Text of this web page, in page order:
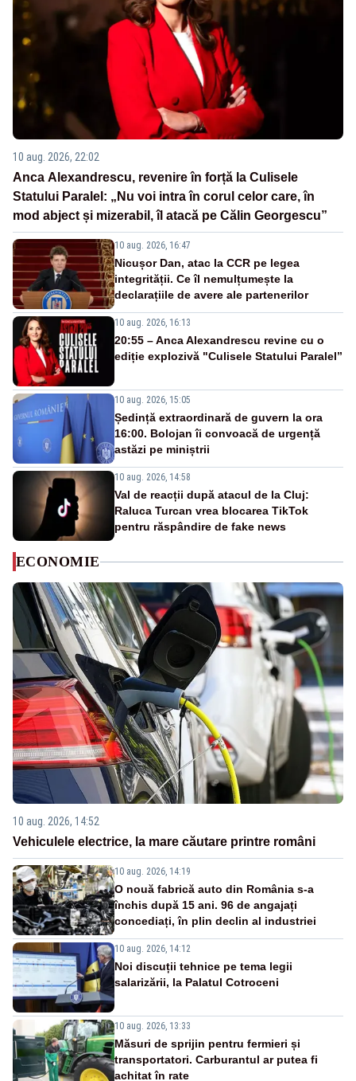
10 aug. 2026, 22:02
Anca Alexandrescu, revenire în forță la Culisele
Statului Paralel: „Nu voi intra în corul celor care, în
mod abject și mizerabil, îl atacă pe Călin Georgescu”
10 aug. 2026, 16:47
Nicușor Dan, atac la CCR pe legea
integrității. Ce îl nemulțumește la
declarațiile de avere ale partenerilor
10 aug. 2026, 16:13
20:55 – Anca Alexandrescu revine cu o
ediție explozivă "Culisele Statului Paralel”
10 aug. 2026, 15:05
Ședință extraordinară de guvern la ora
16:00. Bolojan îi convoacă de urgență
astăzi pe miniștrii
10 aug. 2026, 14:58
Val de reacții după atacul de la Cluj:
Raluca Turcan vrea blocarea TikTok
pentru răspândire de fake news
ECONOMIE
10 aug. 2026, 14:52
Vehiculele electrice, la mare căutare printre români
10 aug. 2026, 14:19
O nouă fabrică auto din România s-a
închis după 15 ani. 96 de angajați
concediați, în plin declin al industriei
10 aug. 2026, 14:12
Noi discuții tehnice pe tema legii
salarizării, la Palatul Cotroceni
10 aug. 2026, 13:33
Măsuri de sprijin pentru fermieri și
transportatori. Carburantul ar putea fi
achitat în rate